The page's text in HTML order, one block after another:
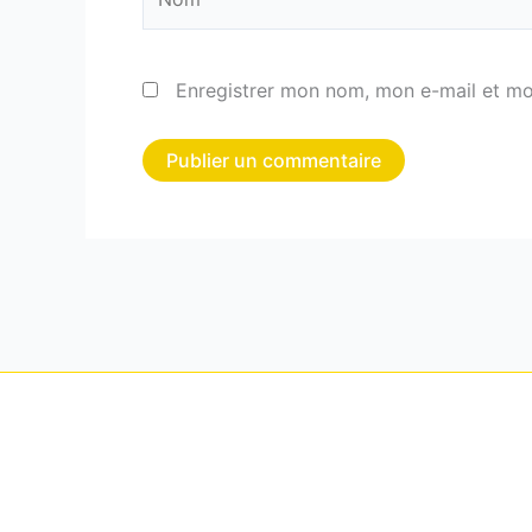
Enregistrer mon nom, mon e-mail et